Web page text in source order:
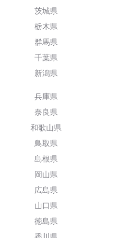
茨城県
栃木県
群馬県
千葉県
新潟県
兵庫県
奈良県
和歌山県
鳥取県
島根県
岡山県
広島県
山口県
徳島県